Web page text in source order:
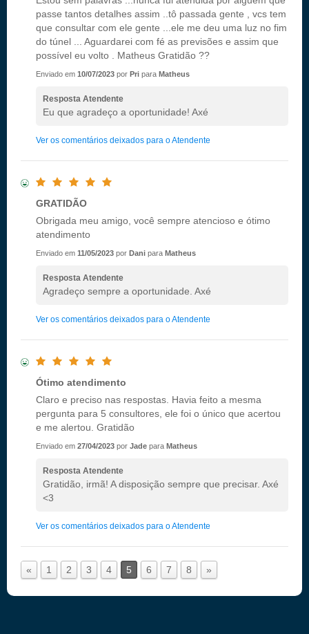
passe tantos detalhes assim ..tô passada gente , vcs tem
que consultar com ele gente ...ele me deu uma luz no fim
do túnel ... Aguardarei com fé as previsões e assim que
possível eu volto . Matheus Gratidão ??
Enviado em 10/07/2023 por Pri para Matheus
Resposta Atendente
Eu que agradeço a oportunidade! Axé
Ver os comentários deixados para o Atendente
GRATIDÃO
Obrigada meu amigo, você sempre atencioso e ótimo
atendimento
Enviado em 11/05/2023 por Dani para Matheus
Resposta Atendente
Agradeço sempre a oportunidade. Axé
Ver os comentários deixados para o Atendente
Ótimo atendimento
Claro e preciso nas respostas. Havia feito a mesma
pergunta para 5 consultores, ele foi o único que acertou
e me alertou. Gratidão
Enviado em 27/04/2023 por Jade para Matheus
Resposta Atendente
Gratidão, irmã! A disposição sempre que precisar. Axé
<3
Ver os comentários deixados para o Atendente
« 1 2 3 4 5 6 7 8 »